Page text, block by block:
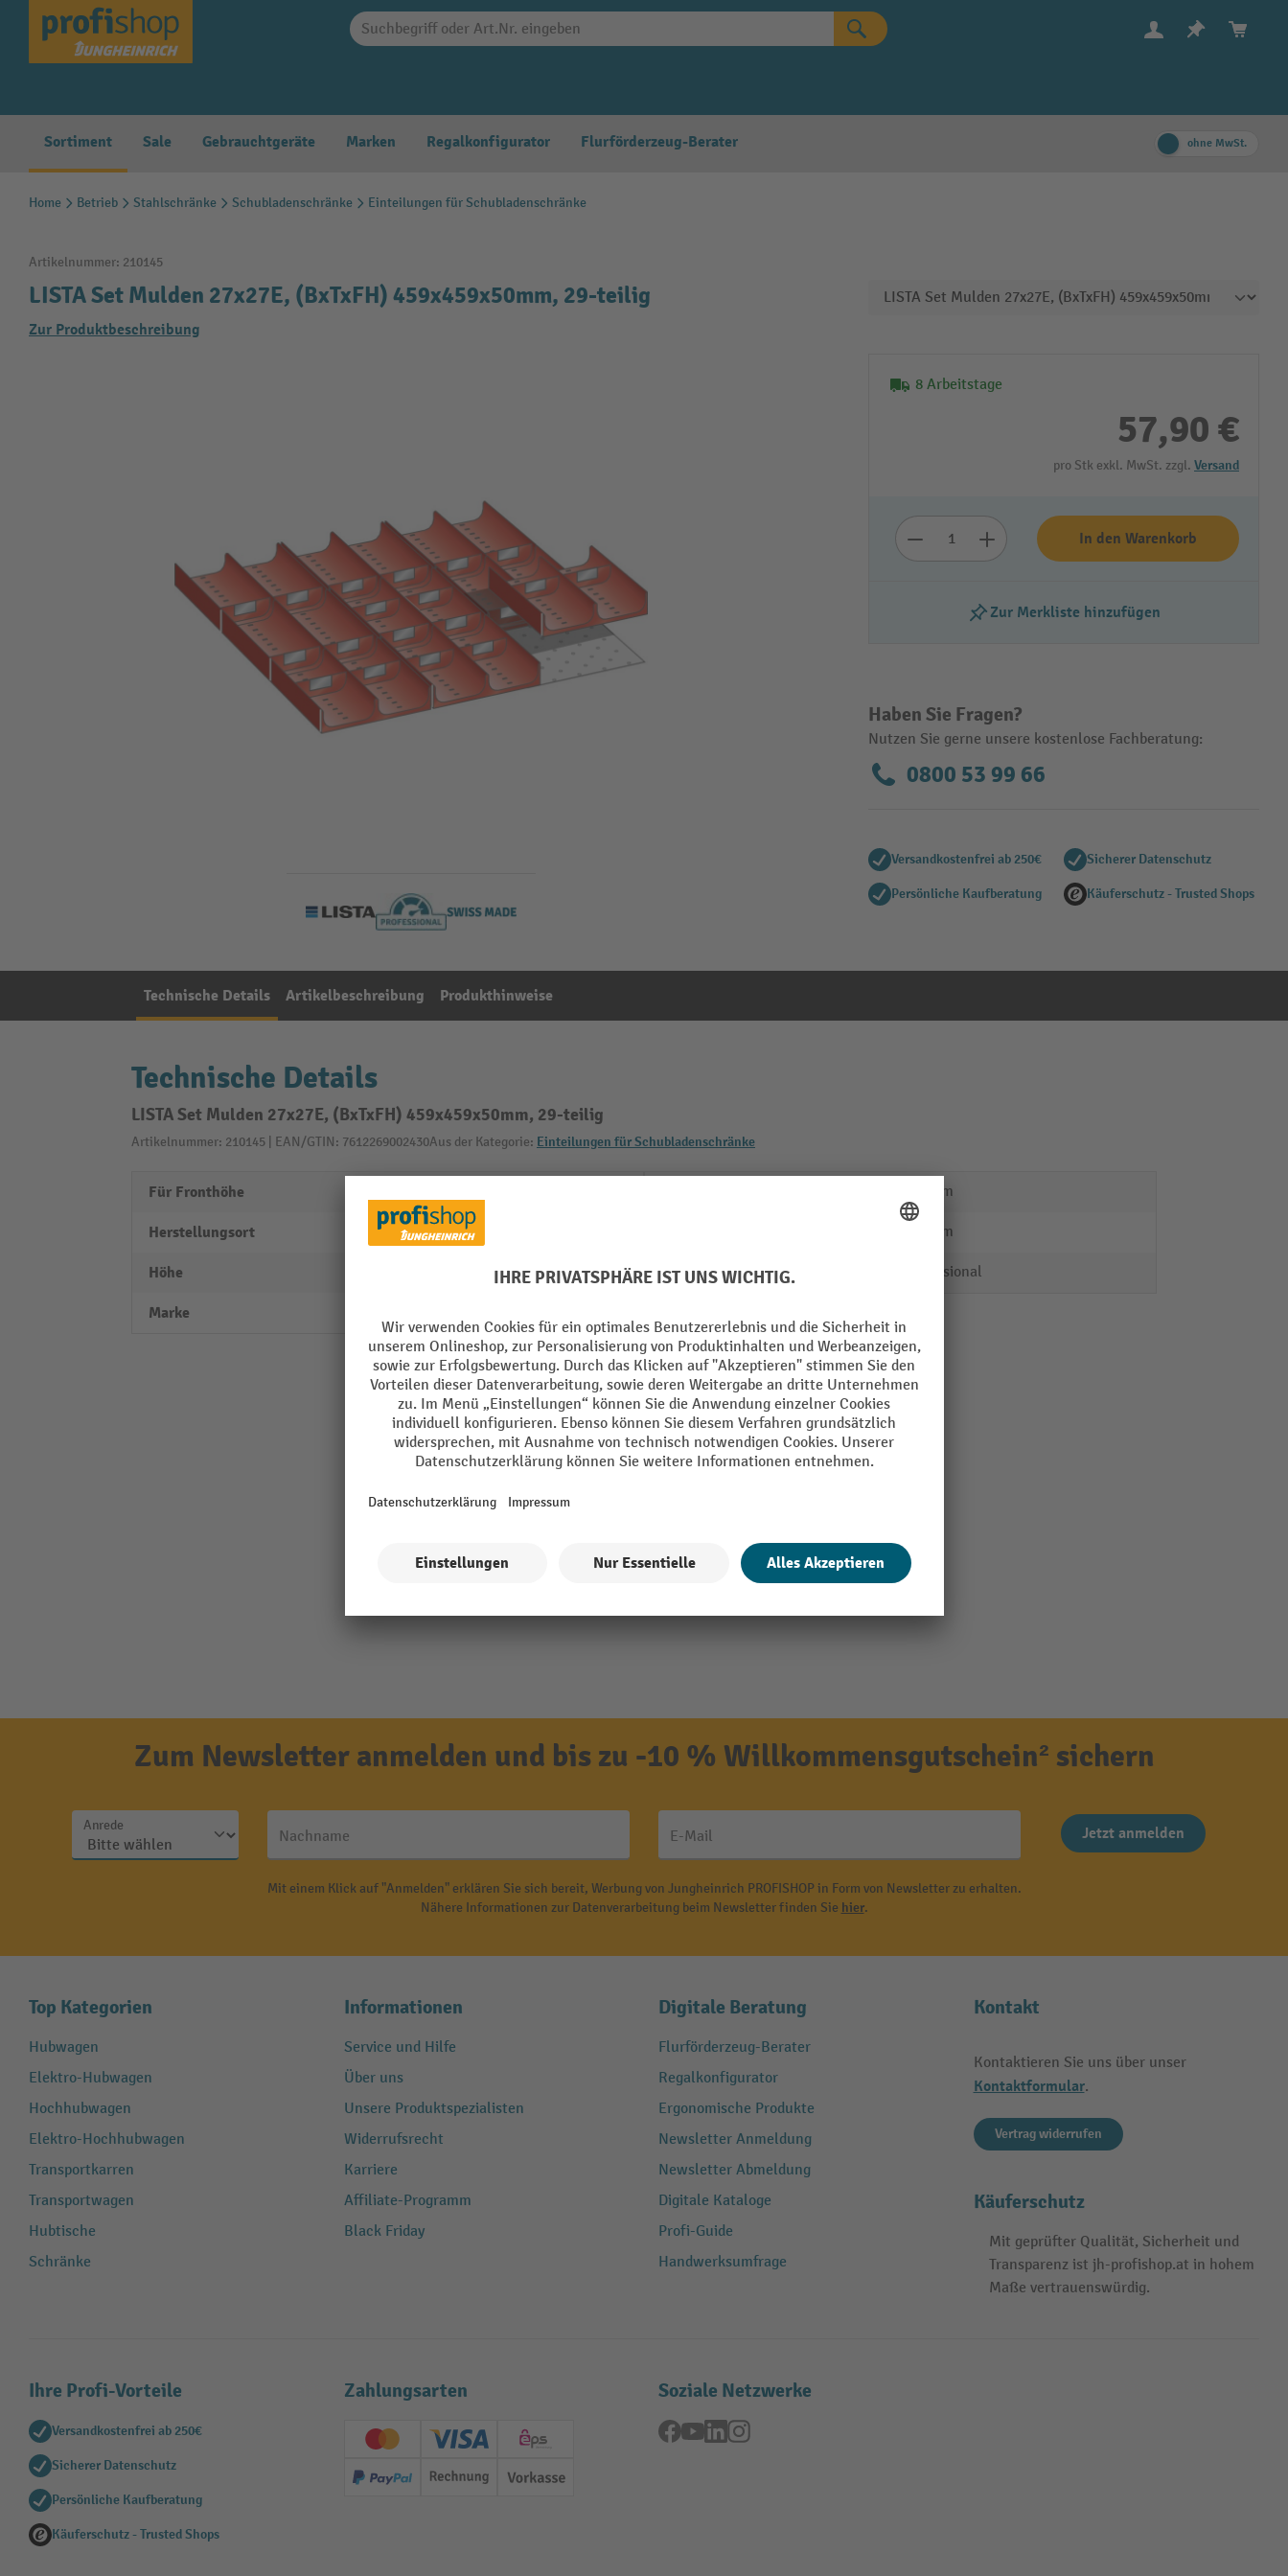
Zur Hauptnavigation springen
Sortiment Sale Gebrauchtgeräte Marken Regalkonfigurator Flurförderzeug-Berater ohne MwSt.
Home Betrieb Stahlschränke Schubladenschränke Einteilungen für Schubladenschränke
Artikelnummer: 210145
LISTA Set Mulden 27x27E, (BxTxFH) 459x459x50mm, 29-teilig
Zur Produktbeschreibung
8 Arbeitstage
57,90 €
pro Stk exkl. MwSt. zzgl. Versand
In den Warenkorb
Zur Merkliste hinzufügen
Haben Sie Fragen?
Nutzen Sie gerne unsere kostenlose Fachberatung:
0800 53 99 66
Versandkostenfrei ab 250€ Sicherer Datenschutz
Persönliche Kaufberatung Käuferschutz - Trusted Shops
Technische Details Artikelbeschreibung Produkthinweise
Technische Details
LISTA Set Mulden 27x27E, (BxTxFH) 459x459x50mm, 29-teilig
Artikelnummer: 210145 | EAN/GTIN: 7612269002430Aus der Kategorie: Einteilungen für Schubladenschränke
Für Fronthöhe
Herstellungsort Swiss Made
Höhe
Marke
459 mm
459 mm
Segment Professional
Zum Newsletter anmelden und bis zu -10 % Willkommensgutschein² sichern
Anrede
Nachname E-Mail Jetzt anmelden
Mit einem Klick auf "Anmelden" erklären Sie sich bereit, Werbung von Jungheinrich PROFISHOP in Form von Newsletter zu erhalten.
Nähere Informationen zur Datenverarbeitung beim Newsletter finden Sie hier.
Top Kategorien
Hubwagen
Elektro-Hubwagen
Hochhubwagen
Elektro-Hochhubwagen
Transportkarren
Transportwagen
Hubtische
Schränke
Informationen
Service und Hilfe
Über uns
Unsere Produktspezialisten
Widerrufsrecht
Karriere
Affiliate-Programm
Black Friday
Digitale Beratung
Flurförderzeug-Berater
Regalkonfigurator
Ergonomische Produkte
Newsletter Anmeldung
Newsletter Abmeldung
Digitale Kataloge
Profi-Guide
Handwerksumfrage
Kontakt
Kontaktieren Sie uns über unser
Kontaktformular.
Vertrag widerrufen
Käuferschutz
Mit geprüfter Qualität, Sicherheit und
Transparenz ist jh-profishop.at in hohem
Maße vertrauenswürdig.
Ihre Profi-Vorteile
Versandkostenfrei ab 250€
Sicherer Datenschutz
Persönliche Kaufberatung
Käuferschutz - Trusted Shops
Zahlungsarten
Creditcard (Master)Creditcard (Visa)
EPS
PayPal Rechnung Vorkasse
Soziale Netzwerke
Facebook
YouTubeLinkedInInstagram